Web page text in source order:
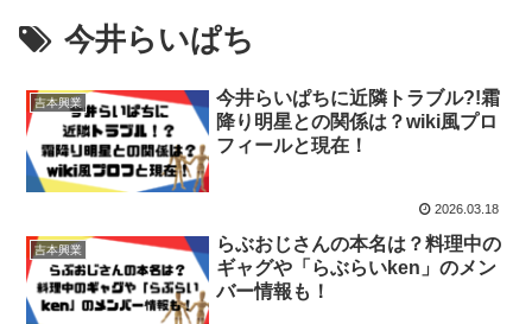
今井らいぱち
吉本興業
今井らいぱちに近隣トラブル?!霜
降り明星との関係は？wiki風プロ
フィールと現在！
2026.03.18
吉本興業
らぶおじさんの本名は？料理中の
ギャグや「らぶらいken」のメン
バー情報も！